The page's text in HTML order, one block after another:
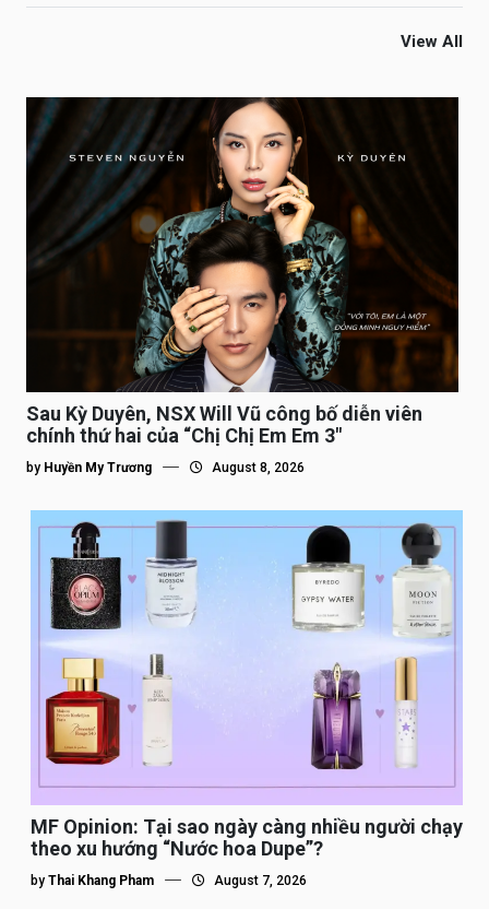
View All
Sau Kỳ Duyên, NSX Will Vũ công bố diễn viên
chính thứ hai của “Chị Chị Em Em 3″
by Huyền My Trương August 8, 2026
MF Opinion: Tại sao ngày càng nhiều người chạy
theo xu hướng “Nước hoa Dupe”?
by Thai Khang Pham August 7, 2026